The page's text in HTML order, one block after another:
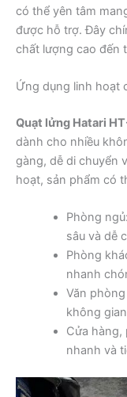
có thể yên tâm
được hỗ trợ. Đây
chất lượng cao đến
Ứng dụng linh hoạt
Quạt lửng Hatari
dành cho nhiều
gàng, dễ di chuyển
hoạt, sản phẩm có
Phòng
sâu và dễ
Phòng
nhanh
Văn
không
Cửa hàng,
nhanh và